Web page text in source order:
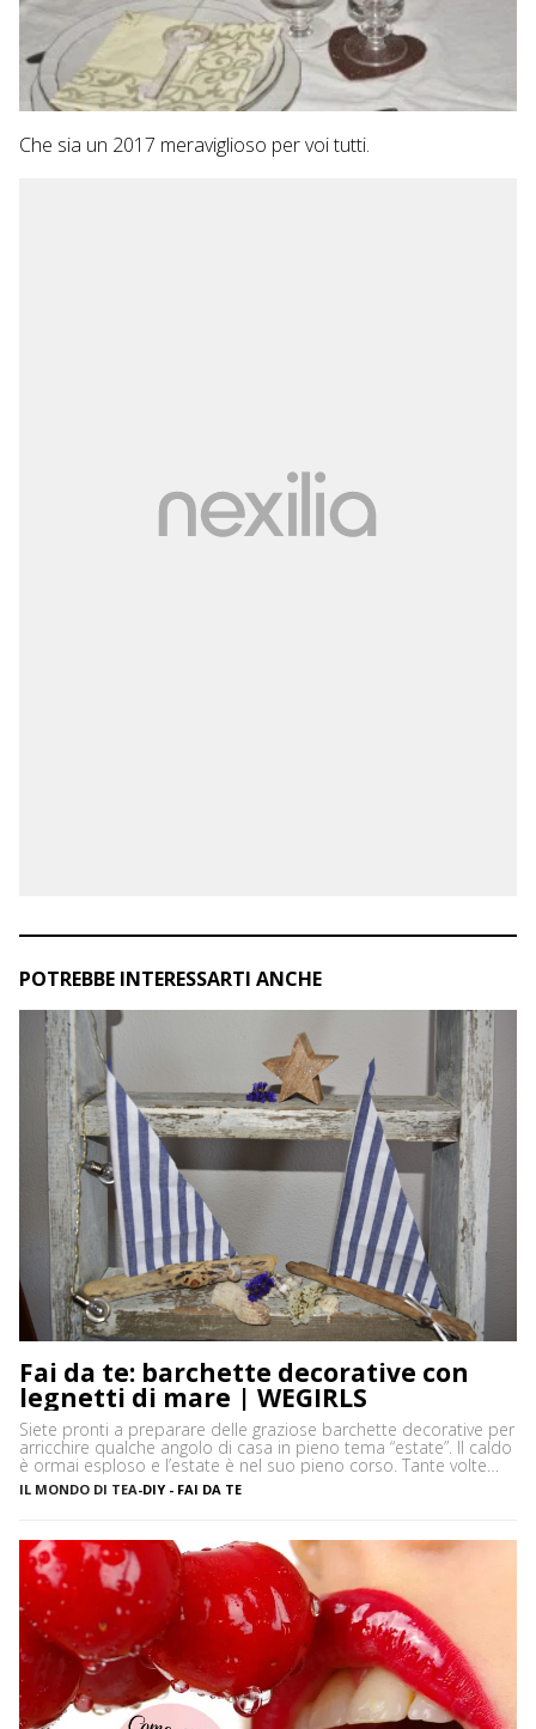
Che sia un 2017 meraviglioso per voi tutti.
POTREBBE INTERESSARTI ANCHE
Fai da te: barchette decorative con
legnetti di mare | WEGIRLS
Siete pronti a preparare delle graziose barchette decorative per
arricchire qualche angolo di casa in pieno tema “estate”. Il caldo
è ormai esploso e l’estate è nel suo pieno corso. Tante volte
capita, soprattutto se si sta al mare per lunghi periodi, di
annoiarsi un po’ in spiaggia. Non so voi, ma personalmente
IL MONDO DI TEA-DIY - FAI DA TE